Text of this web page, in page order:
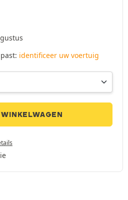
identificeer uw voertuig